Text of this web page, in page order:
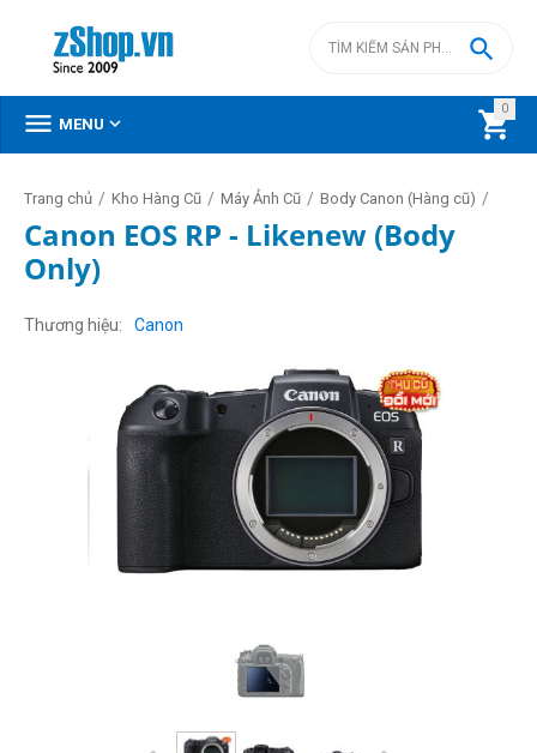
0


 MENU 
Trang chủ / Kho Hàng Cũ / Máy Ảnh Cũ / Body Canon (Hàng cũ) /
Canon EOS RP - Likenew (Body
Only)
Thương hiệu Canon